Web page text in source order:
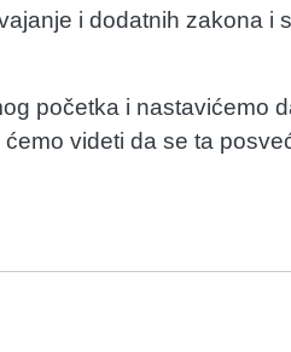
i dodatnih zakona i
početka i nastavićemo
videti da se ta